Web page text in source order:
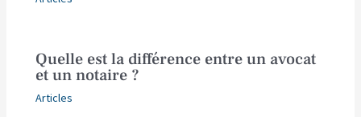
Quelle est la différence entre un avocat
et un notaire ?
Articles